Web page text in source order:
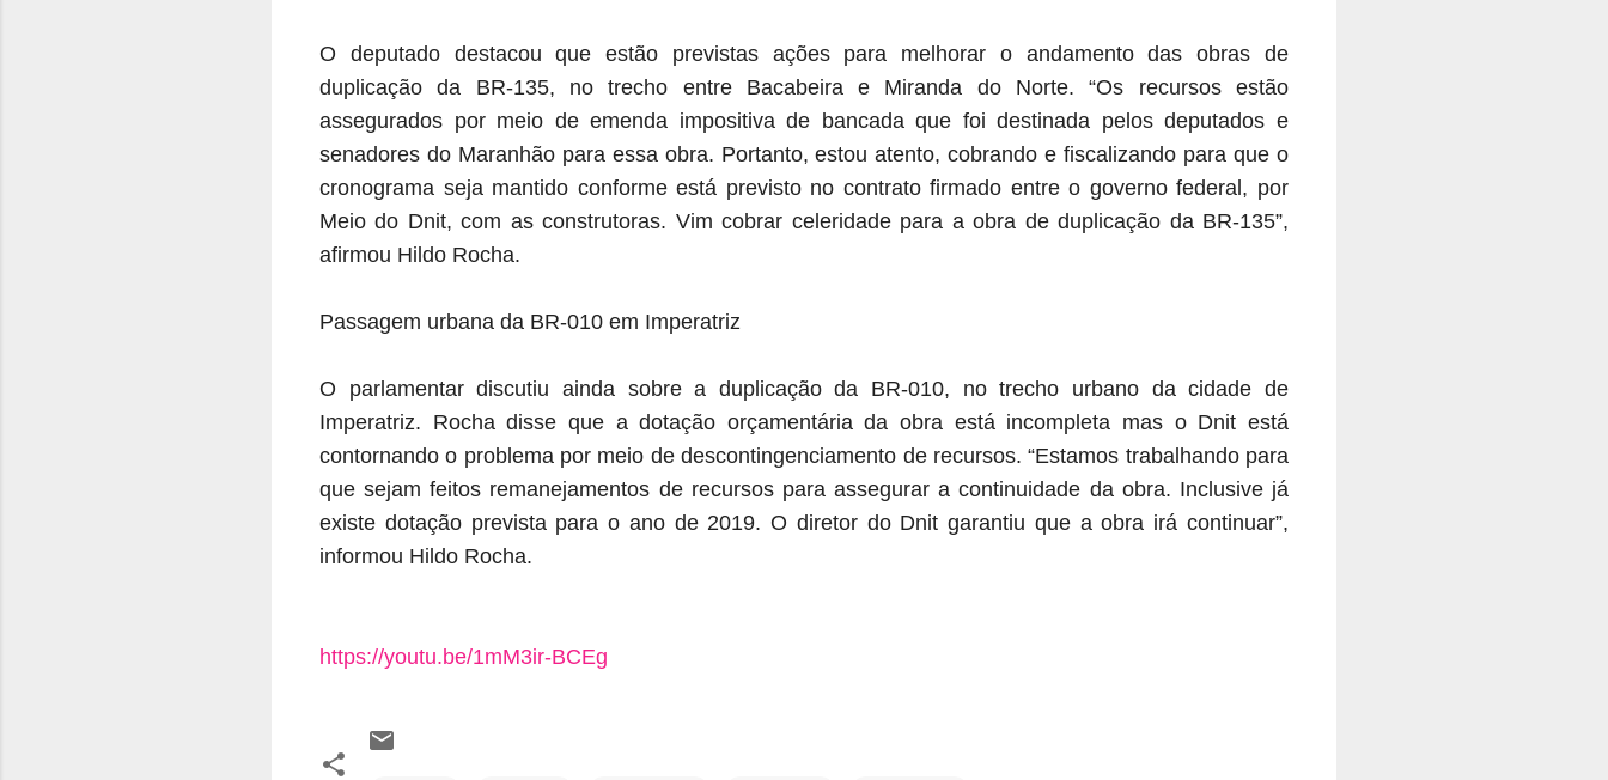
O deputado destacou que estão previstas ações para melhorar o andamento das obras de
duplicação da BR-135, no trecho entre Bacabeira e Miranda do Norte. “Os recursos estão
assegurados por meio de emenda impositiva de bancada que foi destinada pelos deputados e
senadores do Maranhão para essa obra. Portanto, estou atento, cobrando e fiscalizando para que o
cronograma seja mantido conforme está previsto no contrato firmado entre o governo federal, por
Meio do Dnit, com as construtoras. Vim cobrar celeridade para a obra de duplicação da BR-135”,
afirmou Hildo Rocha.
Passagem urbana da BR-010 em Imperatriz
O parlamentar discutiu ainda sobre a duplicação da BR-010, no trecho urbano da cidade de
Imperatriz. Rocha disse que a dotação orçamentária da obra está incompleta mas o Dnit está
contornando o problema por meio de descontingenciamento de recursos. “Estamos trabalhando para
que sejam feitos remanejamentos de recursos para assegurar a continuidade da obra. Inclusive já
existe dotação prevista para o ano de 2019. O diretor do Dnit garantiu que a obra irá continuar”,
informou Hildo Rocha.
https://youtu.be/1mM3ir-BCEg